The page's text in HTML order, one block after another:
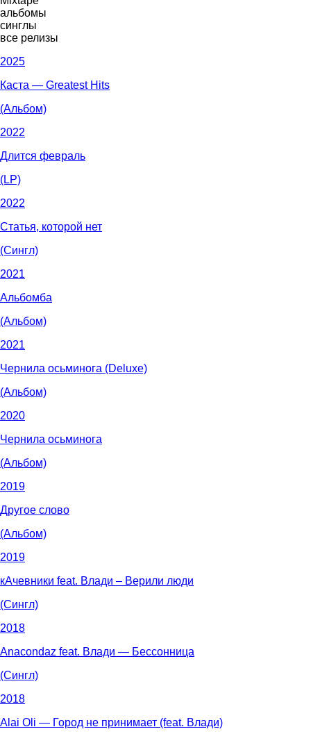
альбомы
синглы
все релизы
2025
Каста — Greatest Hits
(Альбом)
2022
Длится февраль
(LP)
2022
Статья, которой нет
(Сингл)
2021
Альбомба
(Альбом)
2021
Чернила осьминога (Deluxe)
(Альбом)
2020
Чернила осьминога
(Альбом)
2019
Другое слово
(Альбом)
2019
кАчевники feat. Влади – Верили люди
(Сингл)
2018
Anacondaz feat. Влади — Бессонница
(Сингл)
2018
Alai Oli — Город не принимает (feat. Влади)